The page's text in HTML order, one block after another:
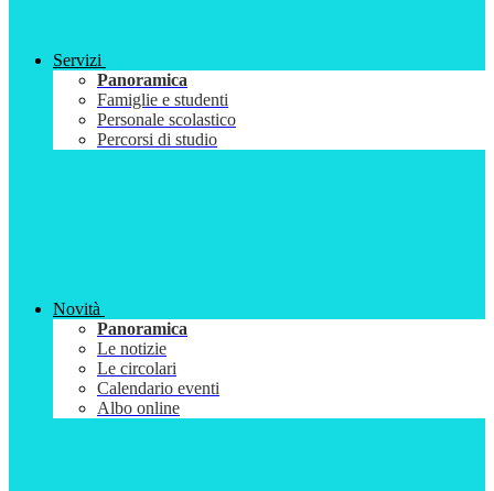
Servizi
Panoramica
Famiglie e studenti
Personale scolastico
Percorsi di studio
Novità
Panoramica
Le notizie
Le circolari
Calendario eventi
Albo online